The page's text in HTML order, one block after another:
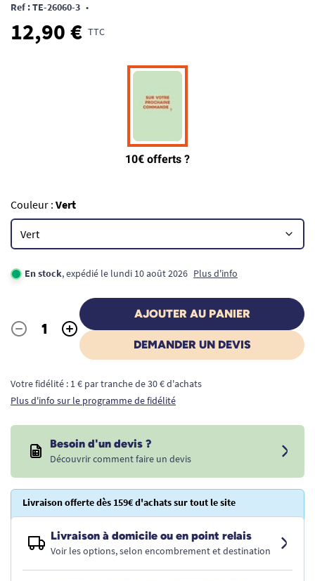
Ref : TE-26060-3 •
12,90 € TTC
Couleur : Vert
En stock, expédié le lundi 10 août 2026 Plus d'info
Quantité
- +
AJOUTER AU PANIER
DEMANDER UN DEVIS
Votre fidélité : 1 € par tranche de 30 € d'achats
Plus d'info sur le programme de fidélité
Besoin d'un devis ?
Découvrir comment faire un devis
Livraison offerte dès 159€ d'achats sur tout le site
Livraison à domicile ou en point relais
Voir les options, selon encombrement et destination